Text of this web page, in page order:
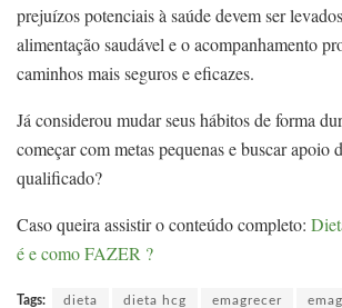
prejuízos potenciais à saúde devem ser
alimentação saudável e o acompanhamento
caminhos mais seguros e eficazes.
Já considerou mudar seus hábitos de forma
começar com metas pequenas e buscar apoio
qualificado?
Caso queira assistir o conteúdo completo:
é e como FAZER ?
Tags: dieta dieta hcg emagrecer